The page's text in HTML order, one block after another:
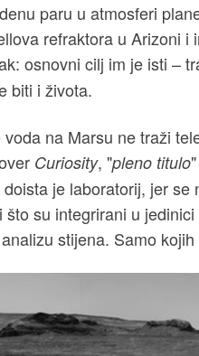
paru u atmosferi
refraktora u Arizoni
osnovni cilj im je isti –
biti i života.
voda na Marsu ne traži
Curiosity, "pleno titulo
je laboratorij, jer
što su integrirani u
stijena. Samo